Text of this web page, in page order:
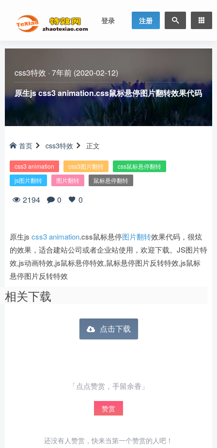
登录 注册
css3特效 · 7年前 (2020-02-12)
原生js css3 animation.css鼠标悬停图片翻转效果代码
首页 css3特效 正文
css3 animation css3图片翻转
css鼠标悬停翻转
js图片翻转
图片翻转 鼠标悬停翻转
2194 0 0
原生js css3 animation.css鼠标悬停图片翻转效果代码，很炫
的效果，适合建站公司或者企业站使用，欢迎下载。JS图片特
效,js动画特效,js鼠标悬停特效,鼠标悬停图片反转特效,js鼠标
悬停图片反转特效
相关下载
点击下载
「点点赞赏，手留余香」
赞赏
还没有人赞赏，快来当第一个赞赏的人吧！